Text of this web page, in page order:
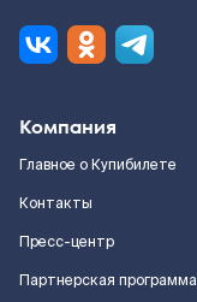
Компания
Главное о Купибилете
Контакты
Пресс-центр
Партнерская программа